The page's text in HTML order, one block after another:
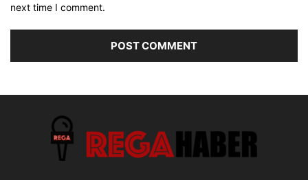
next time I comment.